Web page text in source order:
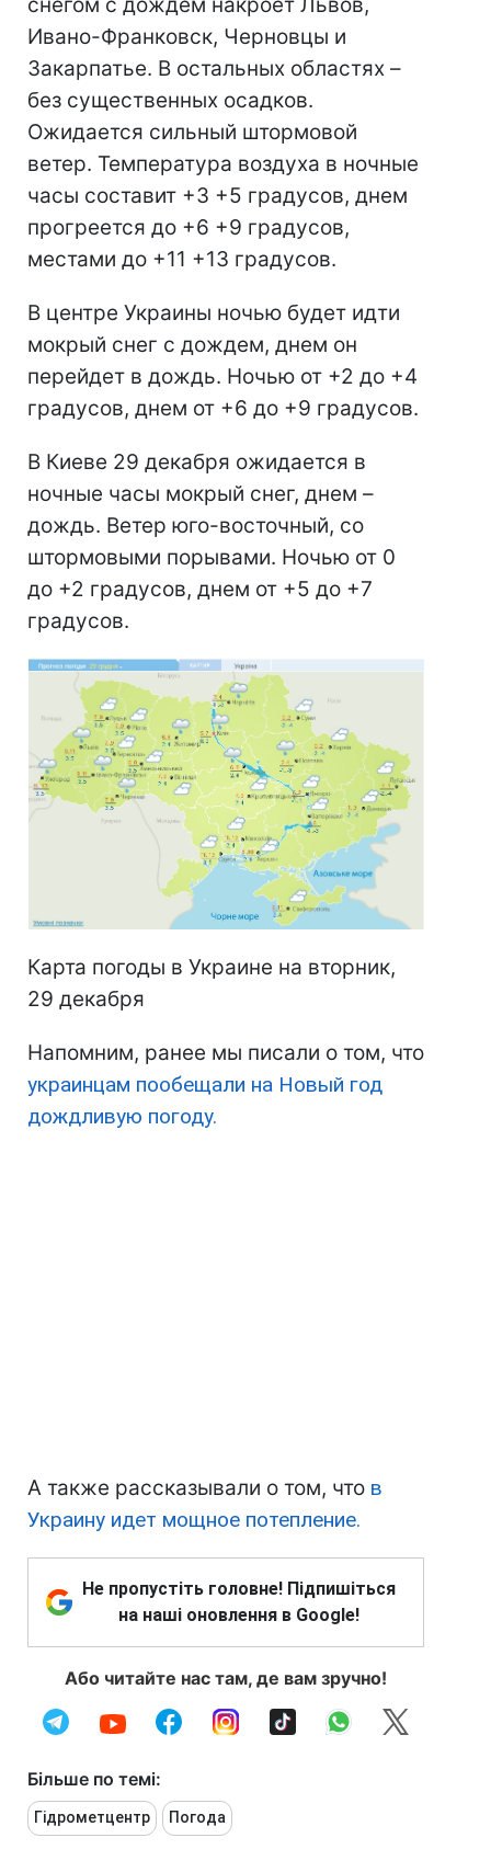
снегом с дождем накроет Львов,
Ивано-Франковск, Черновцы и
Закарпатье. В остальных областях –
без существенных осадков.
Ожидается сильный штормовой
ветер. Температура воздуха в ночные
часы составит +3 +5 градусов, днем
прогреется до +6 +9 градусов,
местами до +11 +13 градусов.
В центре Украины ночью будет идти
мокрый снег с дождем, днем он
перейдет в дождь. Ночью от +2 до +4
градусов, днем от +6 до +9 градусов.
В Киеве 29 декабря ожидается в
ночные часы мокрый снег, днем –
дождь. Ветер юго-восточный, со
штормовыми порывами. Ночью от 0
до +2 градусов, днем от +5 до +7
градусов.
Карта погоды в Украине на вторник,
29 декабря
Напомним, ранее мы писали о том, что
украинцам пообещали на Новый год
дождливую погоду.
А также рассказывали о том, что в
Украину идет мощное потепление.
Не пропустіть головне! Підпишіться
на наші оновлення в Google!
Або читайте нас там, де вам зручно!
Більше по темі:
Гідрометцентр Погода